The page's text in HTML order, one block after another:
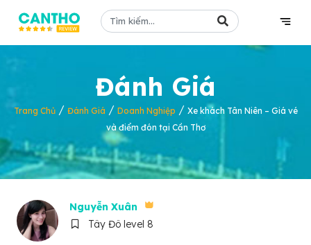
Đánh Giá
Trang Chủ/ Đánh Giá / Doanh Nghiệp / Xe khách Tân Niên – Giá vé
và điểm đón tại Cần Thơ
Nguyễn Xuân
Tây Đô level 8